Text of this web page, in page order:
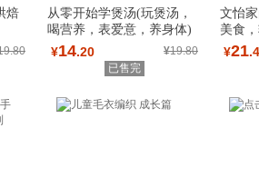
焙
从零开始学煲汤(玩煲汤，
喝营养，表爱意，养身体)
¥14.20 ¥19.80
已售完
文怡
美食
房秘
¥21